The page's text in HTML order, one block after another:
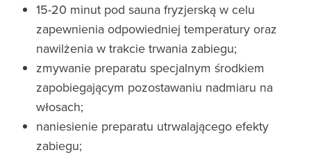
15-20 minut pod sauna fryzjerską w celu
zapewnienia odpowiedniej temperatury oraz
nawilżenia w trakcie trwania zabiegu;
zmywanie preparatu specjalnym środkiem
zapobiegającym pozostawaniu nadmiaru na
włosach;
naniesienie preparatu utrwalającego efekty
zabiegu;